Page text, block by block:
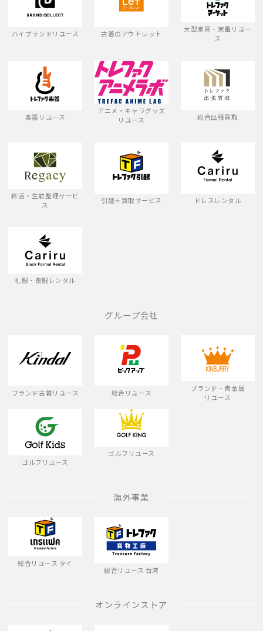
ハイブランドリユース 古着のアウトレット
大型家具・家電リユー
ス
楽器リユース
アニメ・キャラグッズ
リユース
総合出張買取
終活・生前整理サービ
ス
引越＋買取サービス ドレスレンタル
礼服・喪服レンタル
グループ会社
ブランド古着リユース 総合リユース
ブランド・貴金属
リユース
ゴルフリユース
ゴルフリユース
海外事業
総合リユース タイ
総合リユース 台湾
オンラインストア